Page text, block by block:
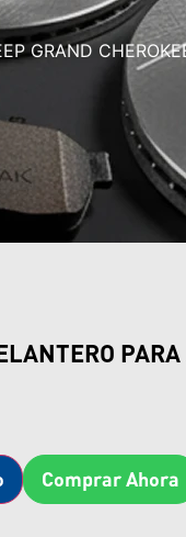
GRAND
Comprar Ahora